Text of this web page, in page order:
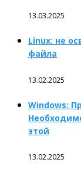
13.03.2025
Linux: не
файла
13.02.2025
Windows:
этой
13.02.2025